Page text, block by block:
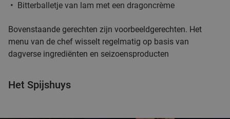
Bitterballetje van lam met een dragoncrème
Bovenstaande gerechten zijn voorbeeldgerechten. Het
menu van de chef wisselt regelmatig op basis van
dagverse ingrediënten en seizoensproducten
Het Spijshuys